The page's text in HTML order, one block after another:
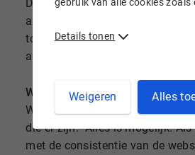
Details tonen
Weigeren Alles
De grootste uitdaging voor
altijd een reden om niet te
toe. Wendy heeft hem hier
afronden. Zij wil, naast haar
Webdesigner
Wendy heeft de WordPress-
die er zijn. "Alles is mogelijk.
met de consistentie van de